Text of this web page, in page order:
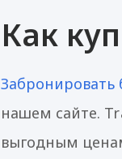
Как
Забронировать
нашем сайте.
выгодным